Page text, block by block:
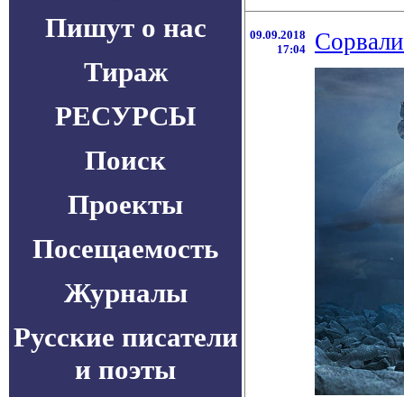
Пишут о нас
Тираж
РЕСУРСЫ
Поиск
Проекты
Посещаемость
Журналы
Русские писатели
и поэты
09.09.2018
17:04